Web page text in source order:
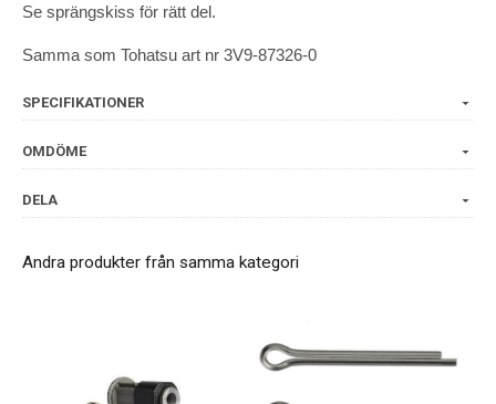
Se sprängskiss för rätt del.
Samma som Tohatsu art nr 3V9-87326-0
SPECIFIKATIONER
OMDÖME
DELA
Andra produkter från samma kategori